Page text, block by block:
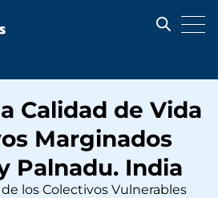
Calidad de Vida
Marginados
Palnadu. India
los Colectivos Vulnerables